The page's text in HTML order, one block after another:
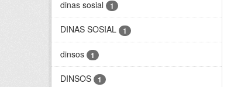
dinas sosial 1
DINAS SOSIAL 1
dinsos 1
DINSOS 1